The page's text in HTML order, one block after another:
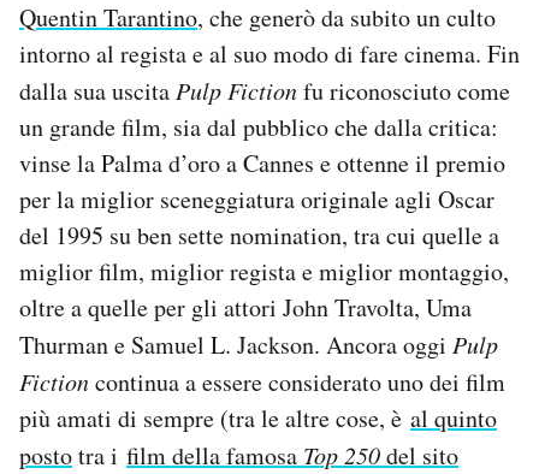
CALENDARIO
AREA PERSONALE
Area Personale
Newsletter
Regala il Post
Hai bisogno di aiuto?
Esci
Quentin Tarantino, che generò da subito un culto
intorno al regista e al suo modo di fare cinema. Fin
dalla sua uscitaPulp Fictionfu riconosciuto come
un grande film, sia dal pubblico che dalla critica:
vinse la Palma d’oro a Cannes e ottenne il premio
per la miglior sceneggiatura originale agli Oscar
del 1995 su ben sette nomination, tra cui quelle a
miglior film, miglior regista e miglior montaggio,
oltre a quelle per gli attori John Travolta, Uma
Thurman e Samuel L. Jackson. Ancora oggi Pulp
Fictioncontinua a essere considerato uno dei film
più amati di sempre (tra le altre cose, è al quinto
postotra i film della famosa Top 250del sito